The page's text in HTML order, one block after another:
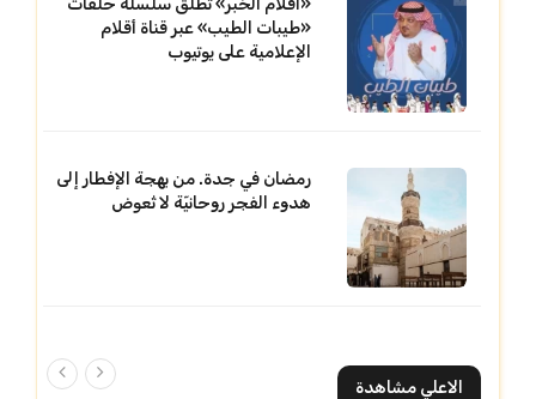
«أقلام الخبر» تطلق سلسلة حلقات
«طيبات الطيب» عبر قناة أقلام
الإعلامية على يوتيوب
رمضان في جدة. من بهجة الإفطار إلى
هدوء الفجر روحانيّة لا تُعوض
الاعلي مشاهدة